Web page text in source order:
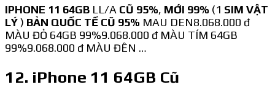
IPHONE 11 64GB LL/A CŨ 95%, MỚI 99% (1 SIM VẬT
LÝ) BẢN QUỐC TẾ CŨ 95% MAU DEN8.068.000 đ
MÀU ĐỎ 64GB 99%9.068.000 đ MÀU TÍM 64GB
99%9.068.000 đ MÀU ĐÊN …
12. iPhone 11 64GB Cũ